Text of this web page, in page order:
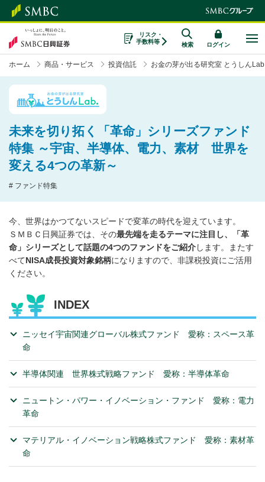
リスク・
手数料等
検索 ログイン
ホーム 商品・サービス 投資信託 お金の芽が出る研究室 とうしん
未来を切り拓く「革命」シリーズファンド
特集 ～宇宙、半導体、電力、素材 世界を
変える4つの革新～
# ファンド特集
今、世界はかつてないスピードで変革の時代を迎えています。
ＳＭＢＣ日興証券では、その最先端を走るテーマに注目し、「革
命」シリーズとして話題の4つのファンドをご紹介します。またす
べてNISA成長投資対象銘柄になりますので、非課税投資にご活用
ください。
INDEX
ニッセイ宇宙関連グローバル株式ファンド 愛称：スペース革
命
半導体関連 世界株式戦略ファンド 愛称：半導体革命
ニュートン・パワー・イノベーション・ファンド 愛称：電力
革命
マテリアル・イノベーション戦略株式ファンド 愛称：素材革
命